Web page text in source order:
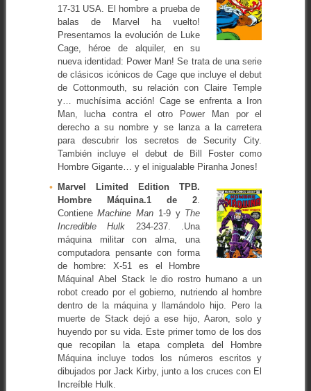
17-31 USA. El hombre a prueba de
balas de Marvel ha vuelto!
Presentamos la evolución de Luke
Cage, héroe de alquiler, en su
nueva identidad: Power Man! Se trata de una serie
de clásicos icónicos de Cage que incluye el debut
de Cottonmouth, su relación con Claire Temple
y… muchísima acción! Cage se enfrenta a Iron
Man, lucha contra el otro Power Man por el
derecho a su nombre y se lanza a la carretera
para descubrir los secretos de Security City.
También incluye el debut de Bill Foster como
Hombre Gigante… y el inigualable Piranha Jones!
Marvel Limited Edition TPB.
Hombre Máquina.1 de 2.
ContieneMachine Man 1-9 y The
Incredible Hulk 234-237. .Una
máquina militar con alma, una
computadora pensante con forma
de hombre: X-51 es el Hombre
Máquina! Abel Stack le dio rostro humano a un
robot creado por el gobierno, nutriendo al hombre
dentro de la máquina y llamándolo hijo. Pero la
muerte de Stack dejó a ese hijo, Aaron, solo y
huyendo por su vida. Este primer tomo de los dos
que recopilan la etapa completa del Hombre
Máquina incluye todos los números escritos y
dibujados por Jack Kirby, junto a los cruces con El
Increíble Hulk.